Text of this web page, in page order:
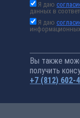
Я даю
данных в
Я даю
Вы также
получить
+7 (812) 602-